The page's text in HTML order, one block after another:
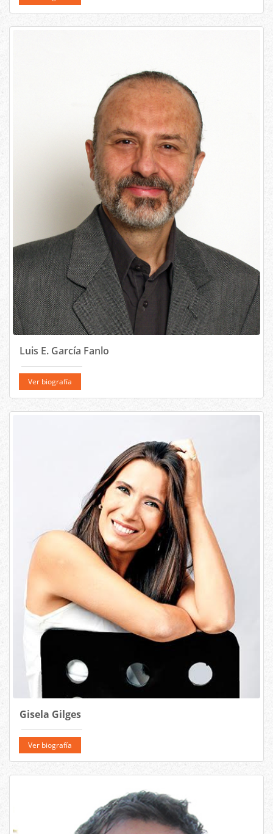
Luis E. García Fanlo
Ver biografía
Gisela Gilges
Ver biografía